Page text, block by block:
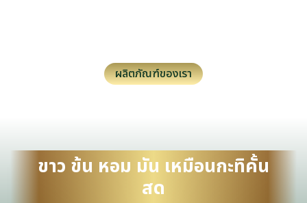
ผลิตภัณฑ์ของเรา
ขาว ข้น หอม มัน เหมือนกะทิคั้น
สด